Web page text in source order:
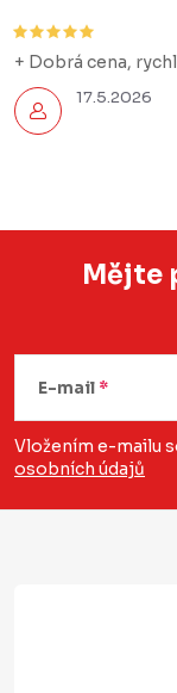
17.5.2026
+ Dobrá cena,
á
a
Mějte
E-mail
Vložením e-mailu
osobních údajů